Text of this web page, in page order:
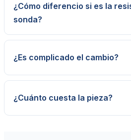
¿Cómo diferencio si es la
sonda?
¿Es complicado el cambio?
¿Cuánto cuesta la pieza?